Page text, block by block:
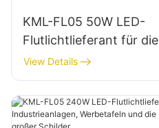
KML-FL05 50W LED-
Flutlichtlieferant für die
Außenbeleuchtung von
Gebäudefassaden und
Freiflächen
View Details